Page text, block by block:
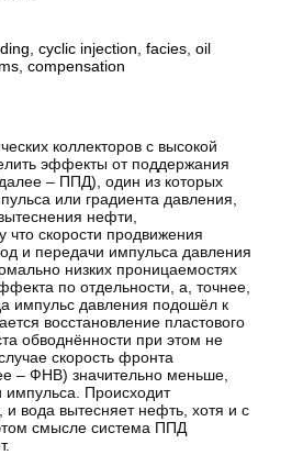
,cyclic injection ,facies ,oil
,compensation
коллекторов с высокой
эффекты от поддержания
– ППД), один из которых
или градиента давления,
нефти,
что скорости продвижения
и передачи импульса давления
низких проницаемостях
по отдельности, а, точнее,
импульс давления подошёл к
восстановление пластового
обводнённости при этом не
скорость фронта
– ФНВ) значительно меньше,
импульса. Происходит
и вода вытесняет нефть, хотя и с
смысле система ППД